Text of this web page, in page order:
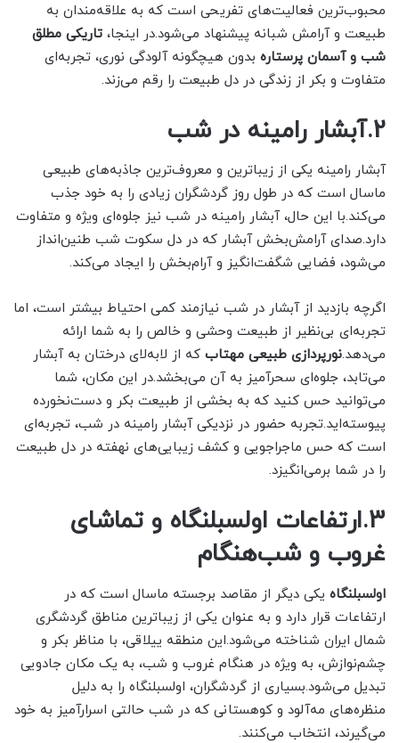
محبوب‌ترین فعالیت‌های تفریحی است که به علاقه‌مندان به
طبیعت و آرامش شبانه پیشنهاد می‌شود.در اینجا، تاریکی مطلق
شب و آسمان پرستاره بدون هیچگونه آلودگی نوری، تجربه‌ای
متفاوت و بکر از زندگی در دل طبیعت را رقم می‌زند.
2.آبشار رامینه در شب
آبشار رامینه یکی از زیباترین و معروف‌ترین جاذبه‌های طبیعی
ماسال است که در طول روز گردشگران زیادی را به خود جذب
می‌کند.با این حال، آبشار رامینه در شب نیز جلوه‌ای ویژه و متفاوت
دارد.صدای آرامش‌بخش آبشار که در دل سکوت شب طنین‌انداز
می‌شود، فضایی شگفت‌انگیز و آرام‌بخش را ایجاد می‌کند.
اگرچه بازدید از آبشار در شب نیازمند کمی احتیاط بیشتر است، اما
تجربه‌ای بی‌نظیر از طبیعت وحشی و خالص را به شما ارائه
می‌دهد.نورپردازی طبیعی مهتاب که از لابه‌لای درختان به آبشار
می‌تابد، جلوه‌ای سحرآمیز به آن می‌بخشد.در این مکان، شما
می‌توانید حس کنید که به بخشی از طبیعت بکر و دست‌نخورده
پیوسته‌اید.تجربه حضور در نزدیکی آبشار رامینه در شب، تجربه‌ای
است که حس ماجراجویی و کشف زیبایی‌های نهفته در دل طبیعت
را در شما برمی‌انگیزد.
3.ارتفاعات اولسبلنگاه و تماشای
غروب و شب‌هنگام
اولسبلنگاه یکی دیگر از مقاصد برجسته ماسال است که در
ارتفاعات قرار دارد و به عنوان یکی از زیباترین مناطق گردشگری
شمال ایران شناخته می‌شود.این منطقه ییلاقی، با مناظر بکر و
چشم‌نوازش، به ویژه در هنگام غروب و شب، به یک مکان جادویی
تبدیل می‌شود.بسیاری از گردشگران، اولسبلنگاه را به دلیل
منظره‌های مه‌آلود و کوهستانی که در شب حالتی اسرارآمیز به خود
می‌گیرند، انتخاب می‌کنند.